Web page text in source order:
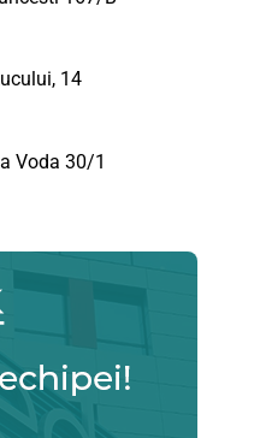
14
Voda 30/1